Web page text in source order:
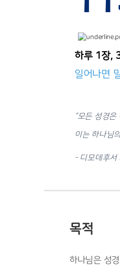
하루 1장,
일어나면
“모든 성경
이는 하나님
- 디모데후
목적
하나님은 성